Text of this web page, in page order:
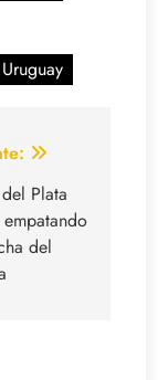
Uruguay
Plata
del